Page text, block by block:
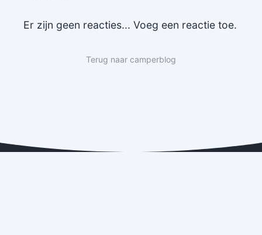
Er zijn geen reacties... Voeg een reactie toe.
Terug naar camperblog